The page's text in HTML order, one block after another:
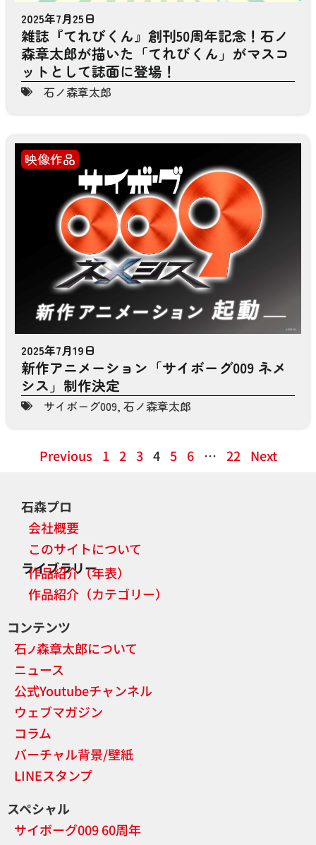
2025年7月25日
雑誌『てれびくん』創刊50周年記念！石ノ
森章太郎が描いた「てれびくん」がマスコ
ットとして誌面に登場！
石ノ森章太郎
映像作品
2025年7月19日
新作アニメーション「サイボーグ009 ネメ
シス」制作決定
サイボーグ009, 石ノ森章太郎
Previous 1 2 3 4 5 6 … 22 Next
石森プロ
会社概要
このサイトについて
ライブラリー
作品紹介（年表）
作品紹介（カテゴリー）
コンテンツ
石ノ森章太郎について
ニュース
公式Youtubeチャンネル
ウェブマガジン
コラム
バーチャル背景/壁紙
LINEスタンプ
スペシャル
サイボーグ009 60周年